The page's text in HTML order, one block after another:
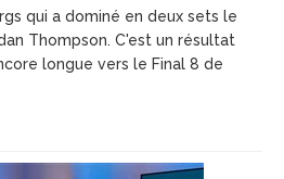
qui a dominé en deux sets le
Thompson. C'est un résultat
longue vers le Final 8 de